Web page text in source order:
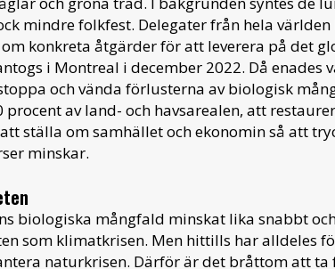
mindre folkfest. Delegater från hela
konkreta åtgärder för att leverera på det
i Montreal i december 2022. Då enades
och vända förlusterna av biologisk
av land- och havsarealen, att
ställa om samhället och ekonomin så att
minskar.
biologiska mångfald minskat lika snabbt
som klimatkrisen. Men hittills har alldeles
naturkrisen. Därför är det bråttom att ta